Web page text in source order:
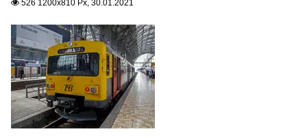
 526 1200x810 Px, 30.01.2021